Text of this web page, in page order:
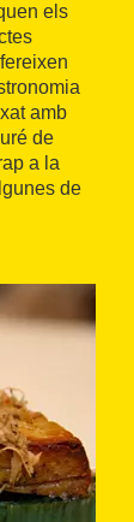
els
amb
de
a la
de